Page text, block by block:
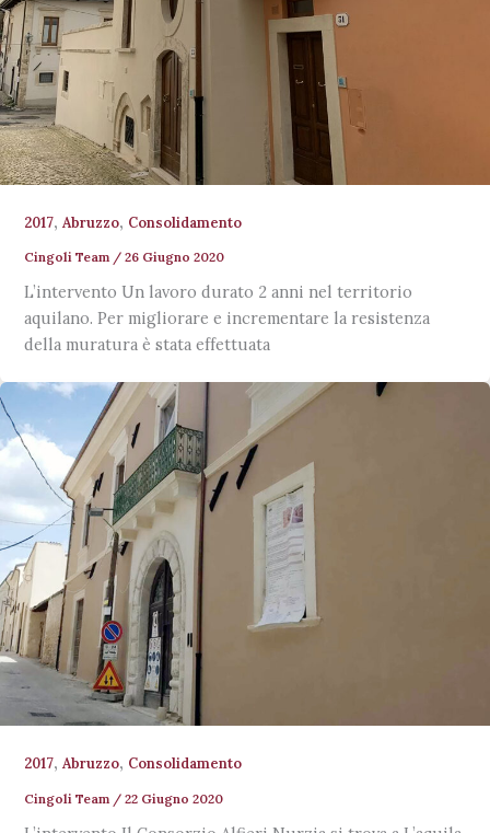
2017, Abruzzo, Consolidamento
Cingoli Team / 26 Giugno 2020
L’intervento Un lavoro durato 2 anni nel territorio
aquilano. Per migliorare e incrementare la resistenza
della muratura è stata effettuata
2017, Abruzzo, Consolidamento
Cingoli Team / 22 Giugno 2020